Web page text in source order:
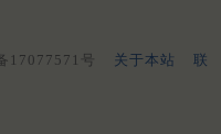
17077571号 关于本站
联